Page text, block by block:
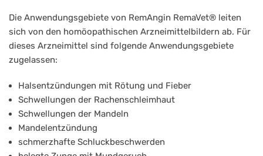
Die Anwendungsgebiete von RemAngin RemaVet® leiten
sich von den homöopathischen Arzneimittelbildern ab. Für
dieses Arzneimittel sind folgende Anwendungsgebiete
zugelassen:
Halsentzündungen mit Rötung und Fieber
Schwellungen der Rachenschleimhaut
Schwellungen der Mandeln
Mandelentzündung
schmerzhafte Schluckbeschwerden